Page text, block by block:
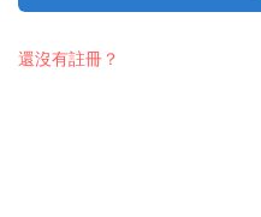
還沒有註冊？